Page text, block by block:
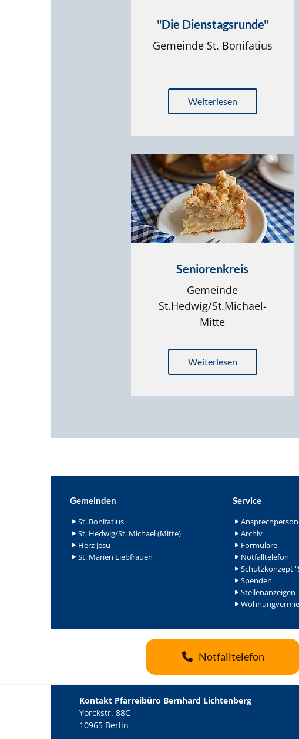
"Die Dienstagsrunde"
Gemeinde St. Bonifatius
Weiterlesen
Seniorenkreis
Gemeinde
St.Hedwig/St.Michael-
Mitte
Weiterlesen
Gemeinden
St. Bonifatius
St. Hedwig/St. Michael (Mitte)
Herz Jesu
St. Marien Liebfrauen
Service
Archiv
Formulare
Notfalltelefon
Schutzkonzept
Spenden
Stellenanzeigen
Notfalltelefon
Kontakt Pfarreibüro Bernhard Lichtenberg
Yorckstr. 88C
10965 Berlin